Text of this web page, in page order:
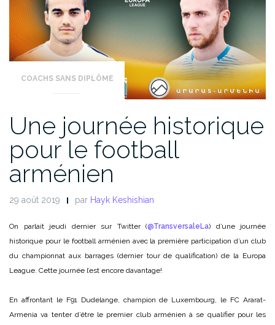
COACHS SANS DIPLÔME
Une journée historique
pour le football
arménien
29 août 2019 par Hayk Keshishian
On parlait jeudi dernier sur Twitter(@TransversaleLa) d’une journée
historique pour le football arménien avec la première participation d’un club
du championnat aux barrages (dernier tour de qualification) de la Europa
League. Cette journée l’est encore davantage!
En affrontant le F91 Dudelange, champion de Luxembourg, le FC Ararat-
Armenia va tenter d’être le premier club arménien à se qualifier pour les